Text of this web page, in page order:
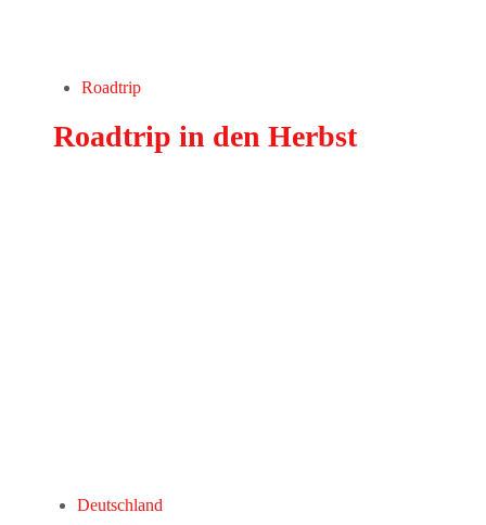
Roadtrip
Roadtrip in den Herbst
Deutschland